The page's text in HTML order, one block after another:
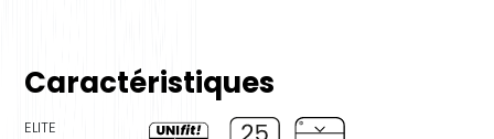
Caractéristiques
ELITE